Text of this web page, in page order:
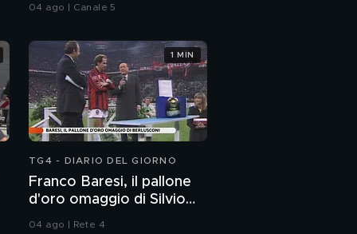
04 ago | Canale 5
TG4 - DIARIO DEL GIORNO
Franco Baresi, il pallone
d'oro omaggio di Silvio
Berlusconi
04 ago | Rete 4
1 MIN